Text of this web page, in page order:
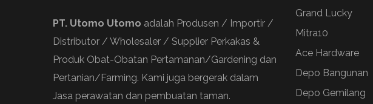
PT. Utomo Utomo adalah Produsen / Importir /
Distributor / Wholesaler / Supplier Perkakas &
Produk Obat-Obatan Pertamanan/Gardening dan
Pertanian/Farming. Kami juga bergerak dalam
Jasa perawatan dan pembuatan taman.
Grand Lucky
Mitra10
Ace Hardware
Depo Bangunan
Depo Gemilang